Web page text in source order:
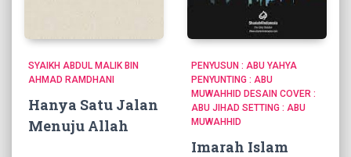
SYAIKH ABDUL MALIK BIN
AHMAD RAMDHANI
Hanya Satu Jalan
Menuju Allah
PENYUSUN : ABU YAHYA
PENYUNTING : ABU
MUWAHHID DESAIN COVER :
ABU JIHAD SETTING : ABU
MUWAHHID
Imarah Islam